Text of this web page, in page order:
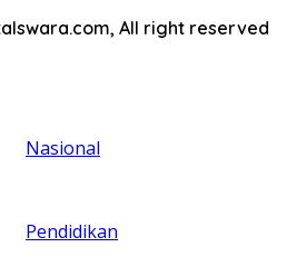
All right reserved
Nasional
Pendidikan